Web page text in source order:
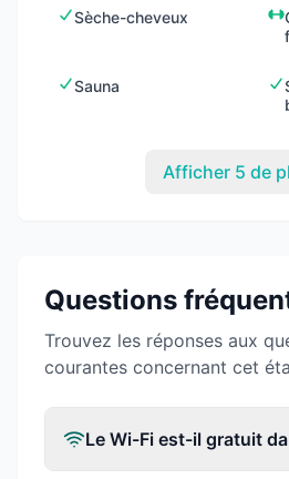
Sèche-cheveux
Sauna
Afficher 5 de
Questions
Trouvez les réponses aux
courantes concernant cet
Le Wi-Fi est-il gratuit